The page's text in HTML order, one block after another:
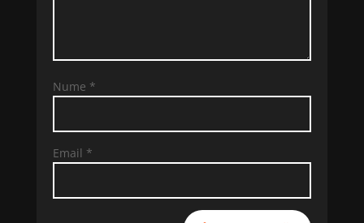
Nume *
Email *